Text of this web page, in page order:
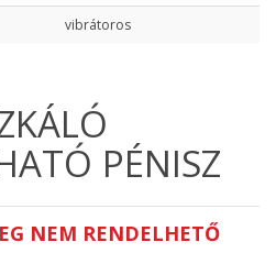
vibrátoros
PÉNISZ
NEM RENDELHETŐ